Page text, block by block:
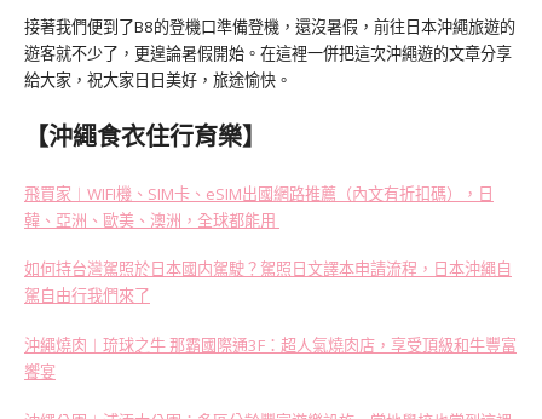
接著我們便到了B8的登機口準備登機，還沒暑假，前往日本沖繩旅遊的
遊客就不少了，更遑論暑假開始。在這裡一併把這次沖繩遊的文章分享
給大家，祝大家日日美好，旅途愉快。
【沖繩食衣住行育樂】
飛買家︱WIFI機、SIM卡、eSIM出國網路推薦（內文有折扣碼），日
韓、亞洲、歐美、澳洲，全球都能用
如何持台灣駕照於日本國内駕駛？駕照日文譯本申請流程，日本沖繩自
駕自由行我們來了
沖繩燒肉︱琉球之牛 那霸國際通3F：超人氣燒肉店，享受頂級和牛豐富
饗宴